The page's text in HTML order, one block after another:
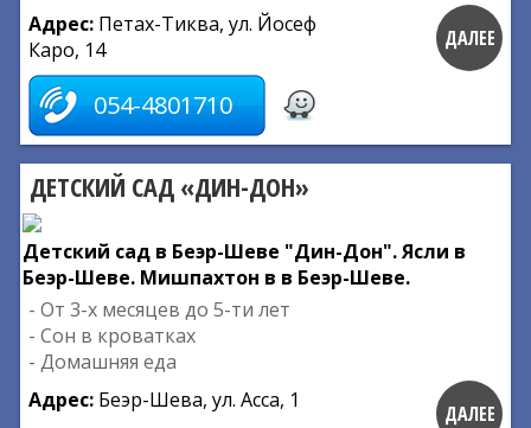
Адрес: Петах-Тиква, ул. Йосеф
Каро, 14
054-4801710
ДАЛЕЕ
ДЕТСКИЙ САД «ДИН-ДОН»
Детский сад в Беэр-Шеве "Дин-Дон". Ясли в
Беэр-Шеве. Мишпахтон в в Беэр-Шеве.
- От 3-х месяцев до 5-ти лет
- Сон в кроватках
- Домашняя еда
Адрес: Беэр-Шева, ул. Асса, 1
ДАЛЕЕ